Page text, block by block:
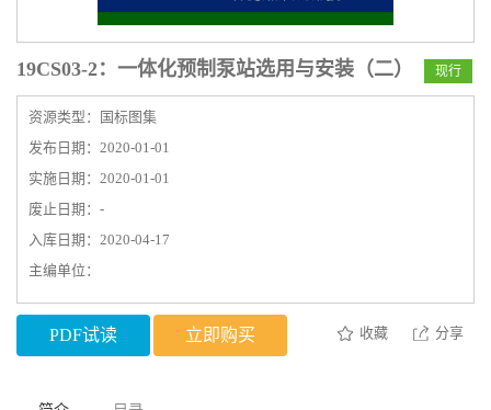
19CS03-2：一体化预制泵站选用与安装（二） 现行
资源类型：国标图集
发布日期：2020-01-01
实施日期：2020-01-01
废止日期：-
入库日期：2020-04-17
主编单位：
PDF试读 立即购买 收藏 分享